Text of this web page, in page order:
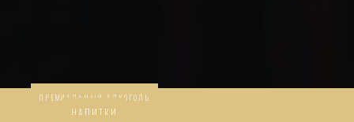
ПРЕМИАЛЬНЫЙ АЛКОГОЛЬ
НАПИТКИ